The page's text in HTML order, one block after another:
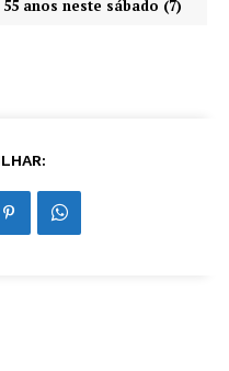
55 anos neste sábado (7)